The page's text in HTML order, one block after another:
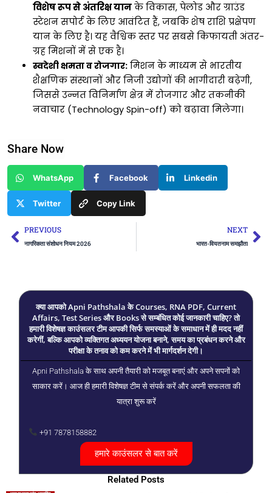
विशेष रूप से अंतरिक्ष यानके विकास, पेलोड और ग्राउंड
स्टेशन सपोर्ट के लिए आवंटित हैं, जबकि शेष राशि प्रक्षेपण
यान के लिए है। यह वैश्विक स्तर पर सबसे किफायती अंतर-
ग्रह मिशनों में से एक है।
स्वदेशी क्षमता व रोजगार:मिशन के माध्यम से भारतीय
शैक्षणिक संस्थानों और निजी उद्योगों की भागीदारी बढ़ेगी,
जिससे उन्नत विनिर्माण क्षेत्र में रोजगार और तकनीकी
नवाचार (Technology Spin-off) को बढ़ावा मिलेगा।
Share Now
WhatsApp Facebook Linkedin
Twitter Copy Link
Prev
PREVIOUS
नागरिकता संशोधन नियम 2026
NEXT
भारत-वियतनाम समझौता
क्या आपको Apni Pathshala के Courses, RNA PDF, Current
Affairs, Test Series और Books से सम्बंधित कोई जानकारी चाहिए? तो
हमारी विशेषज्ञ काउंसलर टीम आपकी सिर्फ समस्याओं के समाधान में ही मदद नहीं
करेगीं, बल्कि आपको व्यक्तिगत अध्ययन योजना बनाने, समय का प्रबंधन करने और
परीक्षा के तनाव को कम करने में भी मार्गदर्शन देगी।
Apni Pathshala के साथ अपनी तैयारी को मजबूत बनाएं और अपने सपनों को
साकार करें। आज ही हमारी विशेषज्ञ टीम से संपर्क करें और अपनी सफलता की
यात्रा शुरू करें
+91 7878158882
हमारे काउंसलर से बात करें
Related Posts